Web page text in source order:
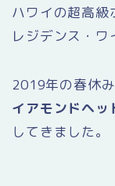
ハワイの超高級
レジデンス・ワ
2019年の春休み
イアモンドヘッ
してきました。